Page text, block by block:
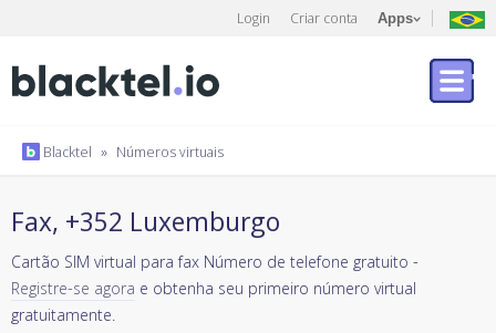
Login Criar conta Apps
Blacktel » Números virtuais
Fax, +352 Luxemburgo
Cartão SIM virtual para fax Número de telefone gratuito -
Registre-se agora e obtenha seu primeiro número virtual
gratuitamente.